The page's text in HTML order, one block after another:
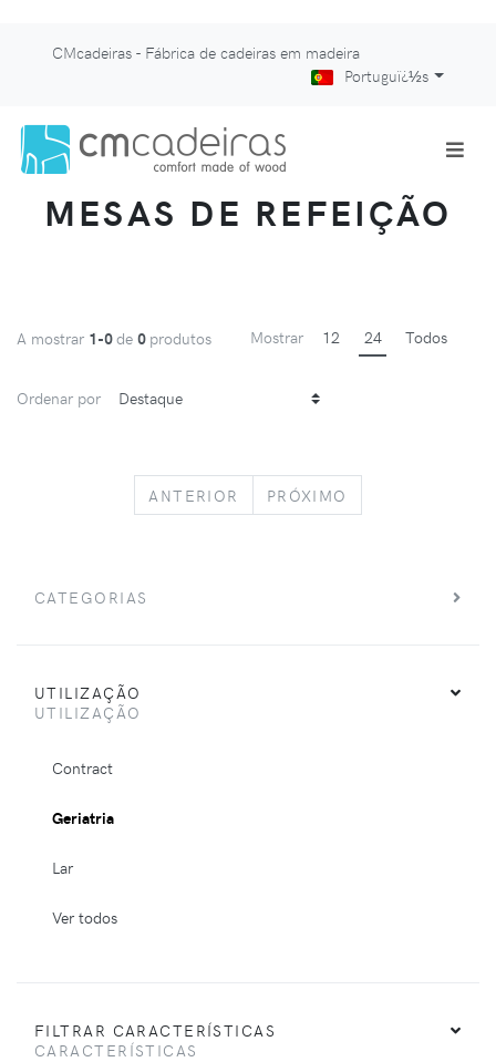
CMcadeiras - Fábrica de cadeiras em madeira
Portuguï¿½s
MESAS DE REFEIÇÃO
A mostrar 1-0de 0 produtos Mostrar 12 24 Todos
Ordenar por
ANTERIOR PREVIOUS
PRÓXIMO
CATEGORIAS
UTILIZAÇÃO
UTILIZAÇÃO
Contract
Geriatria
Lar
Ver todos
FILTRAR CARACTERÍSTICAS
CARACTERÍSTICAS